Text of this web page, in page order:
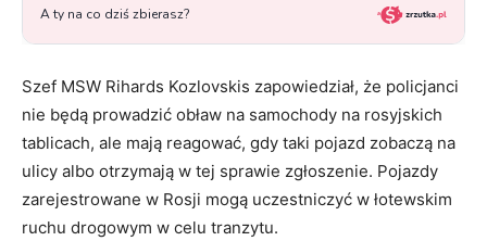
Szef MSW Rihards Kozlovskis zapowiedział, że policjanci
nie będą prowadzić obław na samochody na rosyjskich
tablicach, ale mają reagować, gdy taki pojazd zobaczą na
ulicy albo otrzymają w tej sprawie zgłoszenie. Pojazdy
zarejestrowane w Rosji mogą uczestniczyć w łotewskim
ruchu drogowym w celu tranzytu.